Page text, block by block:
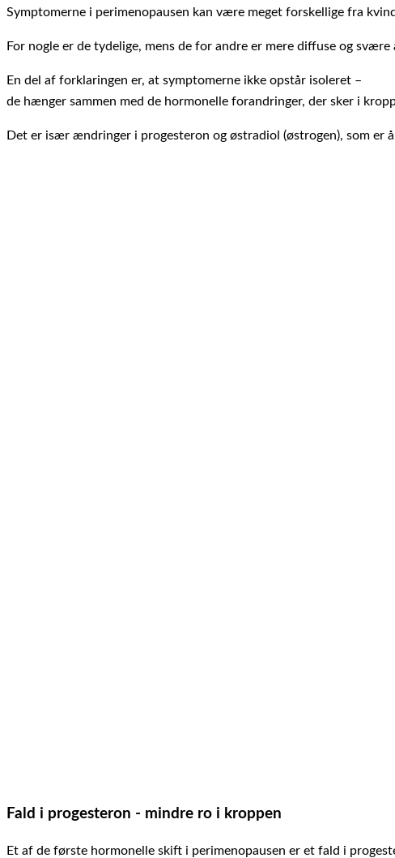
Symptomerne i perimenopausen kan være meget forskellige fra
For nogle er de tydelige, mens de for andre er mere diffuse og
En del af forklaringen er, at symptomerne ikke opstår isoleret –
de hænger sammen med de hormonelle forandringer, der sker i
Det er især ændringer i progesteron og østradiol (østrogen), som er
Fald i progesteron - mindre ro i kroppen
Et af de første hormonelle skift i perimenopausen er et fald i